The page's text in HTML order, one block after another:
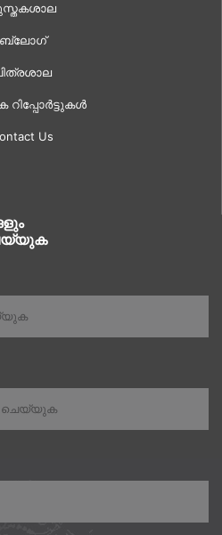
ബ്ലോഗ്
റിപ്പോർട്ടുകൾ
Us